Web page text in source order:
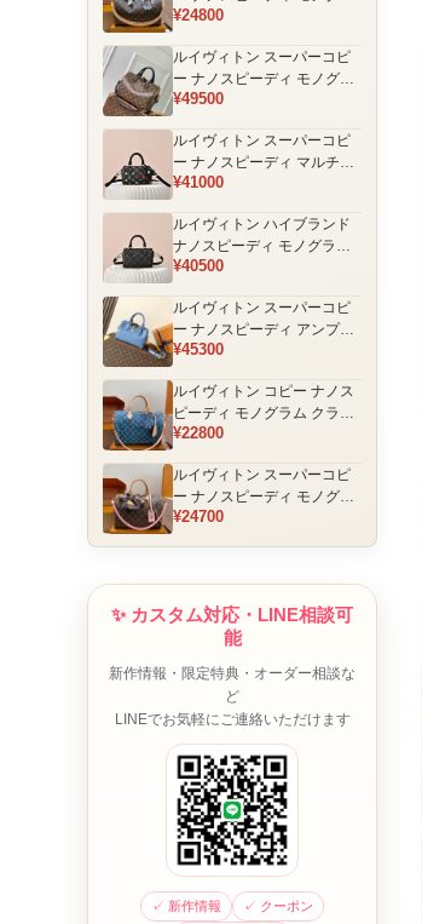
ム 編み込みストラップ ミニ
気モデル
¥24800
ルイヴィトン スーパーコピ
ー ナノスピーディ モノグラ
ム ブラックハンドル 2WAY
¥49500
ルイヴィトン スーパーコピ
ー ナノスピーディ マルチカ
ラーモノグラム ミニボスト
ス
¥41000
ルイヴィトン ハイブランド
ナノスピーディ モノグラム
シャドウ 2WAYミニバッグ
¥40500
ルイヴィトン スーパーコピ
ー ナノスピーディ アンプラ
ントレザー ミニボストンバ
すめ
¥45300
ルイヴィトン コピー ナノス
ピーディ モノグラム クラシ
ックデザイン ミニボストン
¥22800
ルイヴィトン スーパーコピ
ー ナノスピーディ モノグラ
ム チャーム装飾 ミニボスト
¥24700
✨ カスタム対応・LINE相談可
能
新作情報・限定特典・オーダー相談な
ど
LINEでお気軽にご連絡いただけます
✓ 新作情報 ✓ クーポン